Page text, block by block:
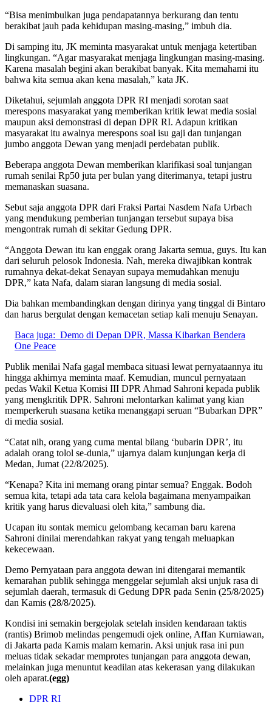
“Bisa menimbulkan juga pendapatannya berkurang dan tentu
berakibat jauh pada kehidupan masing-masing,” imbuh dia.
Di samping itu, JK meminta masyarakat untuk menjaga ketertiban
lingkungan. “Agar masyarakat menjaga lingkungan masing-masing.
Karena masalah begini akan berakibat banyak. Kita memahami itu
bahwa kita semua akan kena masalah,” kata JK.
Diketahui, sejumlah anggota DPR RI menjadi sorotan saat
merespons masyarakat yang memberikan kritik lewat media sosial
maupun aksi demonstrasi di depan DPR RI. Adapun kritikan
masyarakat itu awalnya merespons soal isu gaji dan tunjangan
jumbo anggota Dewan yang menjadi perdebatan publik.
Beberapa anggota Dewan memberikan klarifikasi soal tunjangan
rumah senilai Rp50 juta per bulan yang diterimanya, tetapi justru
memanaskan suasana.
Sebut saja anggota DPR dari Fraksi Partai Nasdem Nafa Urbach
yang mendukung pemberian tunjangan tersebut supaya bisa
mengontrak rumah di sekitar Gedung DPR.
“Anggota Dewan itu kan enggak orang Jakarta semua, guys. Itu kan
dari seluruh pelosok Indonesia. Nah, mereka diwajibkan kontrak
rumahnya dekat-dekat Senayan supaya memudahkan menuju
DPR,” kata Nafa, dalam siaran langsung di media sosial.
Dia bahkan membandingkan dengan dirinya yang tinggal di Bintaro
dan harus bergulat dengan kemacetan setiap kali menuju Senayan.
Baca juga: Demo di Depan DPR, Massa Kibarkan Bendera
One Peace
Publik menilai Nafa gagal membaca situasi lewat pernyataannya itu
hingga akhirnya meminta maaf. Kemudian, muncul pernyataan
pedas Wakil Ketua Komisi III DPR Ahmad Sahroni kepada publik
yang mengkritik DPR. Sahroni melontarkan kalimat yang kian
memperkeruh suasana ketika menanggapi seruan “Bubarkan DPR”
di media sosial.
“Catat nih, orang yang cuma mental bilang ‘bubarin DPR’, itu
adalah orang tolol se-dunia,” ujarnya dalam kunjungan kerja di
Medan, Jumat (22/8/2025).
“Kenapa? Kita ini memang orang pintar semua? Enggak. Bodoh
semua kita, tetapi ada tata cara kelola bagaimana menyampaikan
kritik yang harus dievaluasi oleh kita,” sambung dia.
Ucapan itu sontak memicu gelombang kecaman baru karena
Sahroni dinilai merendahkan rakyat yang tengah meluapkan
kekecewaan.
Demo Pernyataan para anggota dewan ini ditengarai memantik
kemarahan publik sehingga menggelar sejumlah aksi unjuk rasa di
sejumlah daerah, termasuk di Gedung DPR pada Senin (25/8/2025)
dan Kamis (28/8/2025).
Kondisi ini semakin bergejolak setelah insiden kendaraan taktis
(rantis) Brimob melindas pengemudi ojek online, Affan Kurniawan,
di Jakarta pada Kamis malam kemarin. Aksi unjuk rasa ini pun
meluas tidak sekadar memprotes tunjangan para anggota dewan,
melainkan juga menuntut keadilan atas kekerasan yang dilakukan
oleh aparat.(egg)
DPR RI